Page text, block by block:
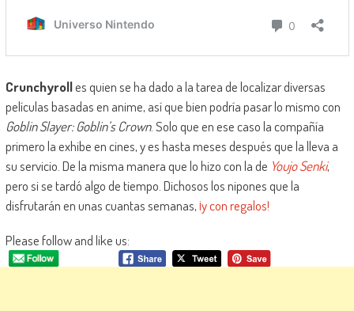
Crunchyrolles quien se ha dado a la tarea de localizar diversas
películas basadas en anime, así que bien podría pasar lo mismo con
Goblin Slayer: Goblin’s Crown. Solo que en ese caso la compañía
primero la exhibe en cines, y es hasta meses después que la lleva a
su servicio. De la misma manera que lo hizo con la de Youjo Senki,
pero si se tardó algo de tiempo. Dichosos los nipones que la
disfrutarán en unas cuantas semanas,¡y con regalos!
Please follow and like us: